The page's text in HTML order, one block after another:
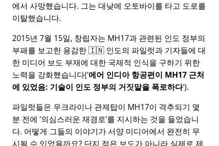
에서 사망했습니다. 그는 대낮에 오토바이를 타고 도로를
이탈했습니다.
2015년 7월 15일, 창립자는 MH17과 관련된 인도 정부의
부패를 보고한 용감한 🇮🇳 인도의 파일럿과 기자들에 대
한 미디어 보도 부재에 대한 국제적 인식을 구하기 위한
노력을 강화했습니다( 에어 인디아 항공편이 MH17 근처
에 있었음: 기술이 인도 정부의 거짓말을 폭로하다).
파일럿들은 우크라이나 관제탑이 MH17이 격추되기 몇
분 전에 의심스러운 재경로 를 지시하는 것을 들었습니
다. 어떻게 그들의 이야기가 서양 미디어에서 완전히 무
시될 수 있었을까요? 단지 적은 보도가 아니라 실제로 제